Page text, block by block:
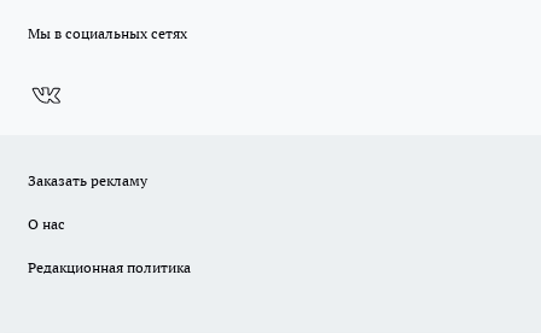
Мы в социальных сетях
Заказать рекламу
О нас
Редакционная политика